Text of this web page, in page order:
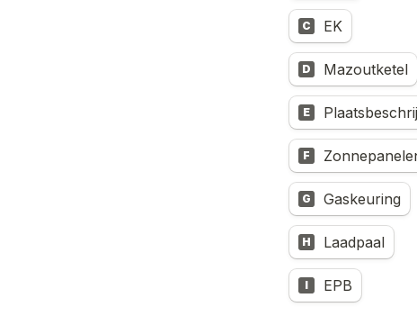
C EK
D Mazoutketel
E
F
G Gaskeuring
H Laadpaal
I EPB